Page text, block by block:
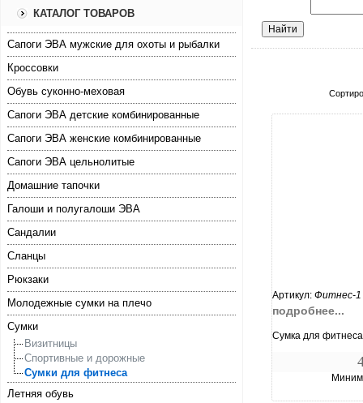
КАТАЛОГ ТОВАРОВ
Cапоги ЭВА мужские для охоты и рыбалки
Кроссовки
Обувь суконно-меховая
Сапоги ЭВА детские комбинированные
Сапоги ЭВА женские комбинированные
Сапоги ЭВА цельнолитые
Домашние тапочки
Галоши и полугалоши ЭВА
Сандалии
Сланцы
Рюкзаки
Молодежные сумки на плечо
Сумки
Визитницы
Спортивные и дорожные
Сумки для фитнеса
Летняя обувь
Артикул: Фитнес-1
подробнее...
Сумка для фитнеса